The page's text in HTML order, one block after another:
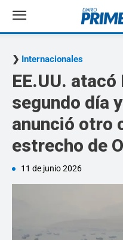
Internacionales
EE.UU.
segundo día
anunció otro
estrecho de
11 de junio 2026